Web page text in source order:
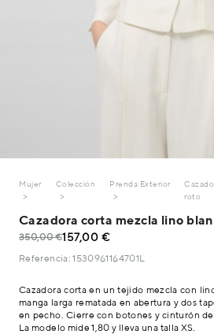
Mujer Colección Prenda Exterior
roto
Cazadora corta mezcla lino
350,00 €157,00 €
Referencia: 1530961164701L
Cazadora corta en un tejido mezcla con
manga larga rematada en abertura y dos
en pecho. Cierre con botones y cinturón
La modelo mide 1,80 y lleva una talla XS.